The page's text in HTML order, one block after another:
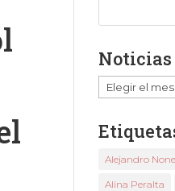
Noticias
Noticias
Pasadas
Alejandro
Alina Peralta